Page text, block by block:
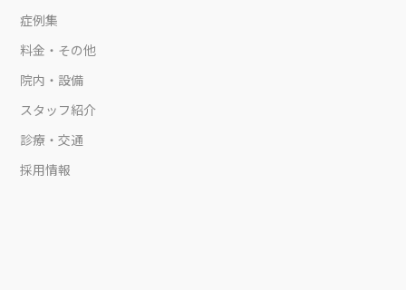
症例集
料金・その他
院内・設備
スタッフ紹介
診療・交通
採用情報